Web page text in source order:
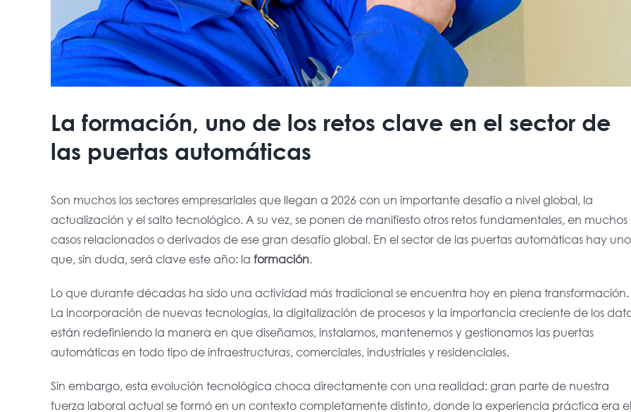
La formación, uno de los retos clave en el sector de
las puertas automáticas
Son muchos los sectores empresariales que llegan a 2026 con un importante desafío a nivel global, la
actualización y el salto tecnológico. A su vez, se ponen de manifiesto otros retos fundamentales, en muchos
casos relacionados o derivados de ese gran desafío global. En el sector de las puertas automáticas hay uno
que, sin duda, será clave este año: la formación.
Lo que durante décadas ha sido una actividad más tradicional se encuentra hoy en plena transformación.
La incorporación de nuevas tecnologías, la digitalización de procesos y la importancia creciente de los
están redefiniendo la manera en que diseñamos, instalamos, mantenemos y gestionamos las puertas
automáticas en todo tipo de infraestructuras, comerciales, industriales y residenciales.
Sin embargo, esta evolución tecnológica choca directamente con una realidad: gran parte de nuestra
fuerza laboral actual se formó en un contexto completamente distinto, donde la experiencia práctica era el